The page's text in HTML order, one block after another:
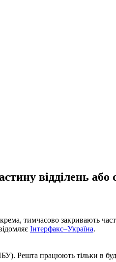
відділень
тимчасово закривають
Інтерфакс–Україна.
Решта працюють тільки в